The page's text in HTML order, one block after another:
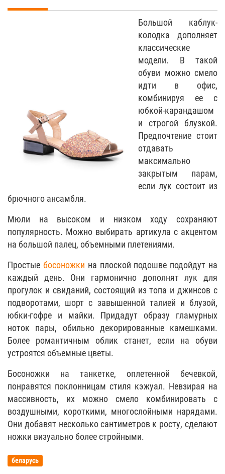
Большой каблук-
колодка дополняет
классические
модели. В такой
обуви можно смело
идти в офис,
комбинируя ее с
юбкой-карандашом
и строгой блузкой.
Предпочтение стоит
отдавать
максимально
закрытым парам,
если лук состоит из
брючного ансамбля.
Мюли на высоком и низком ходу сохраняют
популярность. Можно выбирать артикула с акцентом
на большой палец, объемными плетениями.
Простые босоножки на плоской подошве подойдут на
каждый день. Они гармонично дополнят лук для
прогулок и свиданий, состоящий из топа и джинсов с
подворотами, шорт с завышенной талией и блузой,
юбки-гофре и майки. Придадут образу гламурных
ноток пары, обильно декорированные камешками.
Более романтичным облик станет, если на обуви
устроятся объемные цветы.
Босоножки на танкетке, оплетенной бечевкой,
понравятся поклонницам стиля кэжуал. Невзирая на
массивность, их можно смело комбинировать с
воздушными, короткими, многослойными нарядами.
Они добавят несколько сантиметров к росту, сделают
ножки визуально более стройными.
беларусь